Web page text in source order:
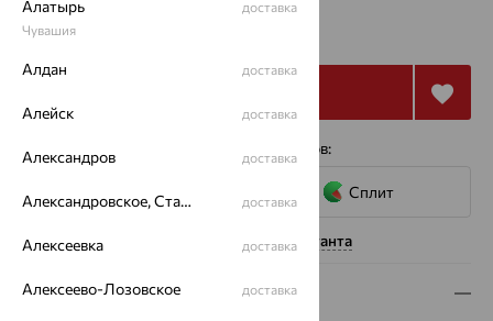
10 833
4 платежа по 2 708 с помощью сервисов:
Сплит
Нужна помощь консультанта
Описание
Алатырь
Чувашия
доставка
Алдан доставка
Алейск доставка
Александров доставка
Александровское, Ставропольский край доставка
Алексеевка доставка
Алексеево-Лозовское доставка